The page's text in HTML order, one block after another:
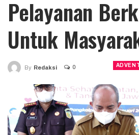
Pelayanan
Untuk
By Redaksi 0